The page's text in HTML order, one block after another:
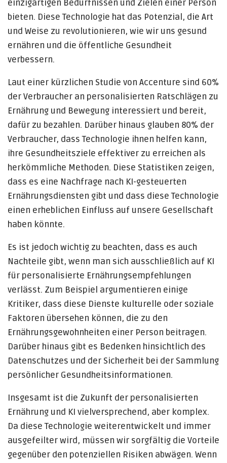
einzigartigen Bedürfnissen und Zielen einer Person
bieten. Diese Technologie hat das Potenzial, die Art
und Weise zu revolutionieren, wie wir uns gesund
ernähren und die öffentliche Gesundheit
verbessern.
Laut einer kürzlichen Studie von Accenture sind 60%
der Verbraucher an personalisierten Ratschlägen zu
Ernährung und Bewegung interessiert und bereit,
dafür zu bezahlen. Darüber hinaus glauben 80% der
Verbraucher, dass Technologie ihnen helfen kann,
ihre Gesundheitsziele effektiver zu erreichen als
herkömmliche Methoden. Diese Statistiken zeigen,
dass es eine Nachfrage nach KI-gesteuerten
Ernährungsdiensten gibt und dass diese Technologie
einen erheblichen Einfluss auf unsere Gesellschaft
haben könnte.
Es ist jedoch wichtig zu beachten, dass es auch
Nachteile gibt, wenn man sich ausschließlich auf KI
für personalisierte Ernährungsempfehlungen
verlässt. Zum Beispiel argumentieren einige
Kritiker, dass diese Dienste kulturelle oder soziale
Faktoren übersehen können, die zu den
Ernährungsgewohnheiten einer Person beitragen.
Darüber hinaus gibt es Bedenken hinsichtlich des
Datenschutzes und der Sicherheit bei der Sammlung
persönlicher Gesundheitsinformationen.
Insgesamt ist die Zukunft der personalisierten
Ernährung und KI vielversprechend, aber komplex.
Da diese Technologie weiterentwickelt und immer
ausgefeilter wird, müssen wir sorgfältig die Vorteile
gegenüber den potenziellen Risiken abwägen. Wenn